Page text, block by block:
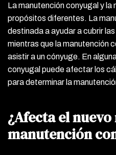
La manutención conyugal y la
propósitos diferentes. La
destinada a ayudar a cubrir
mientras que la manutención
asistir a un cónyuge. En
conyugal puede afectar los
para determinar la
¿Afecta el
manutención